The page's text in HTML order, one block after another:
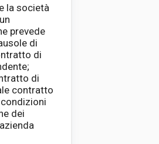
la società
prevede
di
di
di
contratto
dei